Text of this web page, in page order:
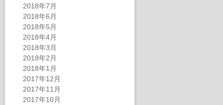
2018年7月
2018年6月
2018年5月
2018年4月
2018年3月
2018年2月
2018年1月
2017年12月
2017年11月
2017年10月